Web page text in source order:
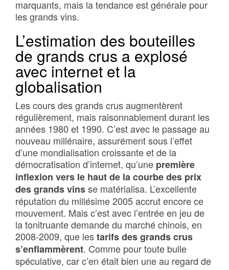
marquants, mais la tendance est générale pour
les grands vins.
L’estimation des bouteilles
de grands crus a explosé
avec internet et la
globalisation
Les cours des grands crus augmentèrent
régulièrement, mais raisonnablement durant les
années 1980 et 1990. C’est avec le passage au
nouveau millénaire, assurément sous l’effet
d’une mondialisation croissante et de la
démocratisation d’internet, qu’une première
inflexion vers le haut de la courbe des prix
des grands vinsse matérialisa. L’excellente
réputation du millésime 2005 accrut encore ce
mouvement. Mais c’est avec l’entrée en jeu de
la tonitruante demande du marché chinois, en
2008-2009, que lestarifs des grands crus
s’enflammèrent. Comme pour toute bulle
spéculative, car c’en était bien une au regard de